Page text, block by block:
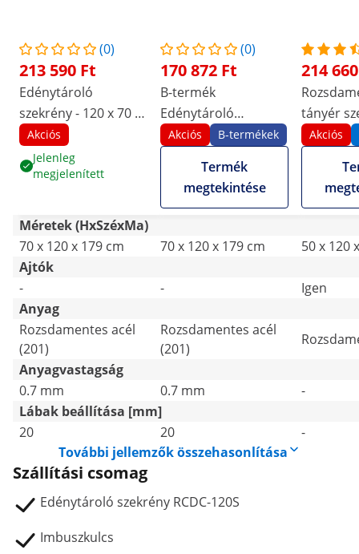
(0)
213 590 Ft
Edénytároló
szekrény - 120 x 70 x
180 cm - Royal
Catering
Akciós
Jelenleg
megjelenített
(0)
170 872 Ft
B-termék
Edénytároló
szekrény - 120 x 70 x
180 cm - Royal
Catering
Akciós B-termékek
Termék
megtekintése
214
tányér
cm
Akciós
Méretek (HxSzéxMa)
70 x 120 x 179 cm
70 x 120 x 179 cm
50 x 120
Ajtók
-
-
Igen
Anyag
Rozsdamentes acél
(201)
Rozsdamentes acél
(201)
Anyagvastagság
0.7 mm
0.7 mm
-
Lábak beállítása [mm]
20
20
-
További jellemzők összehasonlítása
Szállítási csomag
Edénytároló szekrény RCDC-120S
Imbuszkulcs